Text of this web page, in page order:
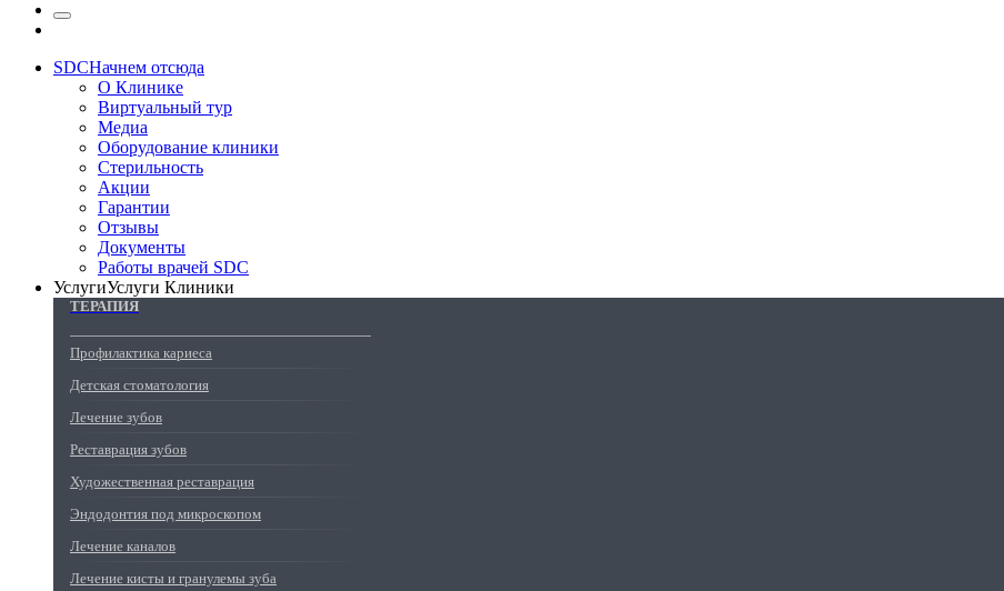
SDCНачнем отсюда
О Клинике
Виртуальный тур
Медиа
Оборудование клиники
Стерильность
Акции
Гарантии
Отзывы
Документы
Работы врачей SDC
УслугиУслуги Клиники
ТЕРАПИЯ
Профилактика кариеса
Детская стоматология
Лечение зубов
Реставрация зубов
Художественная реставрация
Эндодонтия под микроскопом
Лечение каналов
Лечение кисты и гранулемы зуба